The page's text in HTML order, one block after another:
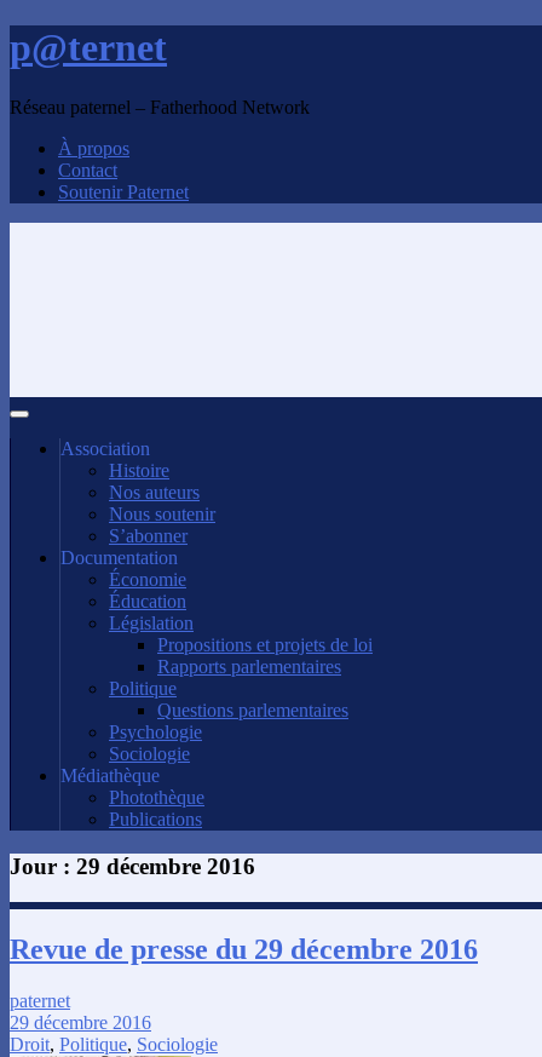
p@ternet
Réseau paternel – Fatherhood Network
À propos
Contact
Soutenir Paternet
Association
Histoire
Nos auteurs
Nous soutenir
S’abonner
Documentation
Économie
Éducation
Législation
Propositions et projets de loi
Rapports parlementaires
Politique
Questions parlementaires
Psychologie
Sociologie
Médiathèque
Photothèque
Publications
Jour : 29 décembre 2016
Revue de presse du 29 décembre 2016
paternet
29 décembre 2016
Droit, Politique, Sociologie